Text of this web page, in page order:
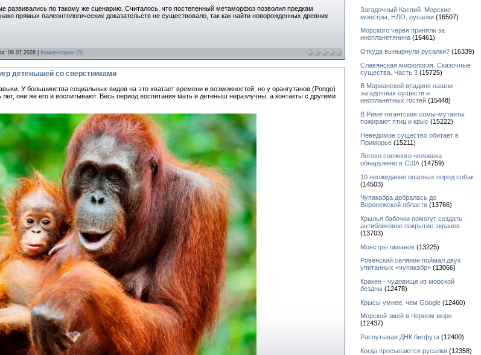
развивались по такому же сценарию. Считалось, что постепенный метаморфоз позволил предкам
прямых палеонтологических доказательств не существовало, так как найти новорожденных древних
08.07.2026 Комментарии (0)
детенышей со сверстниками
У большинства социальных видов на это хватает времени и возможностей, но у орангутанов (Pongo)
они же его и воспитывают. Весь период воспитания мать и детеныш неразлучны, а контакты с другими
Загадочный Каспий. Морские
монстры, НЛО, русалки (16507)
Морского червя приняли за
инопланетянина (16461)
Откуда вынырнули русалки? (16339)
Славянская мифология. Сказочные
существа. Часть 3 (15725)
В Марианской впадине нашли
загадочных существ и
инопланетных гостей (15448)
В Риме гигантские сомы-мутанты
пожирают птиц и крыс (15222)
Неведомое существо обитает в
Приморье (15211)
Логово снежного человека
обнаружено в США (14759)
10 неожиданно опасных пород собак
(14503)
Чупакабра добралась до
Воронежской области (13766)
Крылья бабочки помогут создать
антибликовое покрытие экранов
(13703)
Монстры океанов (13225)
Ровенский селянин поймал двух
упитанных «чупакабр» (13066)
Кракен - чудовище из морской
бездны (12478)
Крысы умнее, чем Google (12460)
Морской змей в Черном море
(12437)
Распутывая ДНК бигфута (12400)
Когда просыпаются русалки (12358)